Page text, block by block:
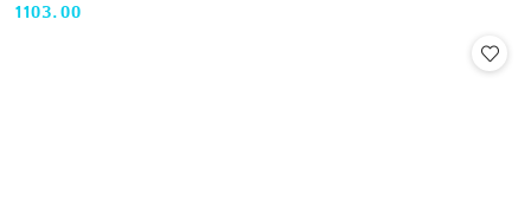
Cena:
1103.00